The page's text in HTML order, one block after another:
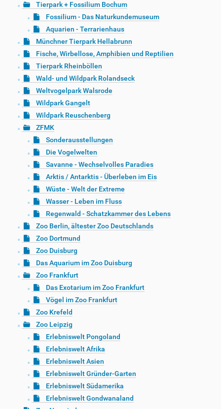
Tierpark + Fossilium Bochum
Fossilium - Das Naturkundemuseum
Aquarien - Terrarienhaus
Münchner Tierpark Hellabrunn
Fische, Wirbellose, Amphibien und Reptilien
Tierpark Rheinböllen
Wald- und Wildpark Rolandseck
Weltvogelpark Walsrode
Wildpark Gangelt
Wildpark Reuschenberg
ZFMK
Sonderausstellungen
Die Vogelwelten
Savanne - Wechselvolles Paradies
Arktis / Antarktis - Überleben im Eis
Wüste - Welt der Extreme
Wasser - Leben im Fluss
Regenwald - Schatzkammer des Lebens
Zoo Berlin, ältester Zoo Deutschlands
Zoo Dortmund
Zoo Duisburg
Das Aquarium im Zoo Duisburg
Zoo Frankfurt
Das Exotarium im Zoo Frankfurt
Vögel im Zoo Frankfurt
Zoo Krefeld
Zoo Leipzig
Erlebniswelt Pongoland
Erlebniswelt Afrika
Erlebniswelt Asien
Erlebniswelt Gründer-Garten
Erlebniswelt Südamerika
Erlebniswelt Gondwanaland